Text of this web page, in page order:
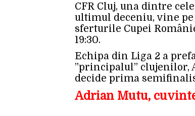
CFR Cluj, una dintre
ultimul deceniu, vine
sferturile Cupei
19:30.
Echipa din Liga 2 a
”principalul” clujenilor,
decide prima
Adrian Mutu,